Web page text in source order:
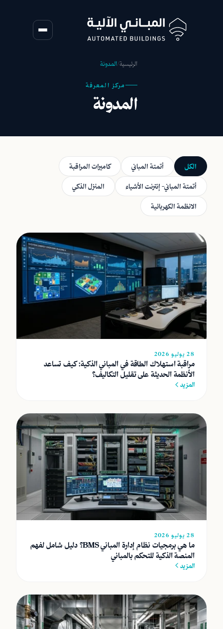
الرئيسية/المدونة
مركز المعرفة
المدونة
الكل أتمتة المباني كاميرات المراقبة
أتمتة المباني- إنترنت الأشياء المنزل الذكي
الانظمة الكهربائية
28 يوليو 2026
مراقبة استهلاك الطاقة في المباني الذكية: كيف تساعد
الأنظمة الحديثة على تقليل التكاليف؟
المزيد
28 يوليو 2026
ما هي برمجيات نظام إدارة المباني BMS؟ دليل شامل لفهم
المنصة الذكية للتحكم بالمباني
المزيد